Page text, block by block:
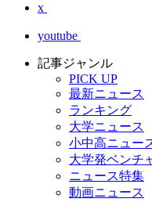
x
youtube
記事ジャンル
PICK UP
最新ニュース
ランキング
大学ニュース
小中高ニュー
大学発ベンチ
ニュース特集
動画ニュース